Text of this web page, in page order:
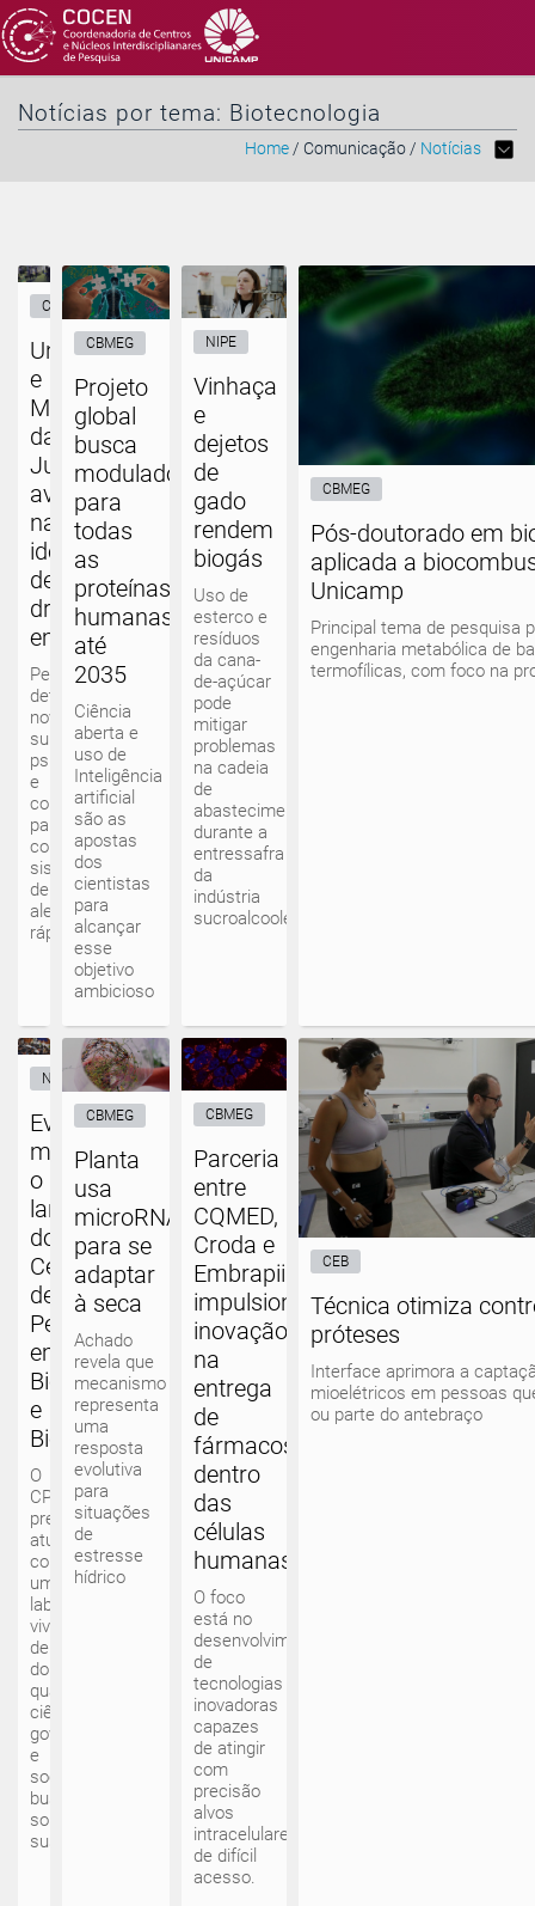
Notícias por tema: Biotecnologia
Home/ Comunicação / Notícias
CPQBA
Unicamp
e
Ministério
da
Justiça
avançam
na
identificação
de
drogas
emergentes
Pesquisadores
detectam
novas
substâncias
psicoativas
e
contribuem
para
consolidar
sistema
de
alerta
rápido
CBMEG
Projeto
global
busca
moduladores
para
todas
as
proteínas
humanas
até
2035
Ciência
aberta e
uso de
Inteligência
artificial
são as
apostas
dos
cientistas
para
alcançar
esse
objetivo
ambicioso
NIPE
Vinhaça
e
dejetos
de
gado
rendem
biogás
Uso de
esterco e
resíduos
da cana-
de-açúcar
pode
mitigar
problemas
na cadeia
de
abastecimento
durante a
entressafra
da
indústria
sucroalcooleira
CBMEG
Pós-doutorado em
aplicada a
Unicamp
Principal tema de pesquisa
engenharia metabólica de
termofílicas, com foco na
NIPE
Evento
marca
o
lançamento
do
Centro
de
Pesquisa
em
Biogás
e
Bioprodutos
O
CP2B
pretende
atuar
como
um
laboratório
vivo,
dentro
do
qual
ciência,
governo
e
sociedade
buscam
soluções
sustentáveis
CBMEG
Planta
usa
microRNA
para se
adaptar
à seca
Achado
revela que
mecanismo
representa
uma
resposta
evolutiva
para
situações
de
estresse
hídrico
CBMEG
Parceria
entre
CQMED,
Croda e
Embrapii
impulsiona
inovação
na
entrega
de
fármacos
dentro
das
células
humanas
O foco
está no
desenvolvimento
de
tecnologias
inovadoras
capazes
de atingir
com
precisão
alvos
intracelulares
de difícil
acesso.
CEB
Técnica otimiza
próteses
Interface aprimora a
mioelétricos em pessoas
ou parte do antebraço